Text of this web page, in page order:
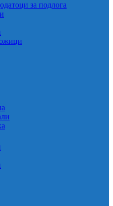
за подлога